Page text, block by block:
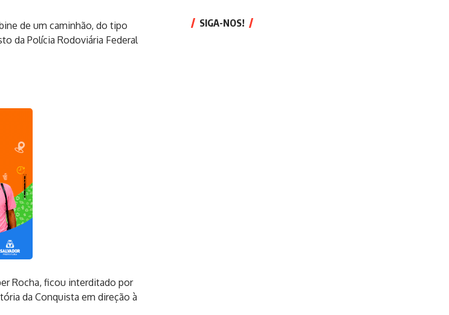
de um caminhão, do tipo
da Polícia Rodoviária Federal
Rocha, ficou interditado por
da Conquista em direção à
SIGA-NOS!